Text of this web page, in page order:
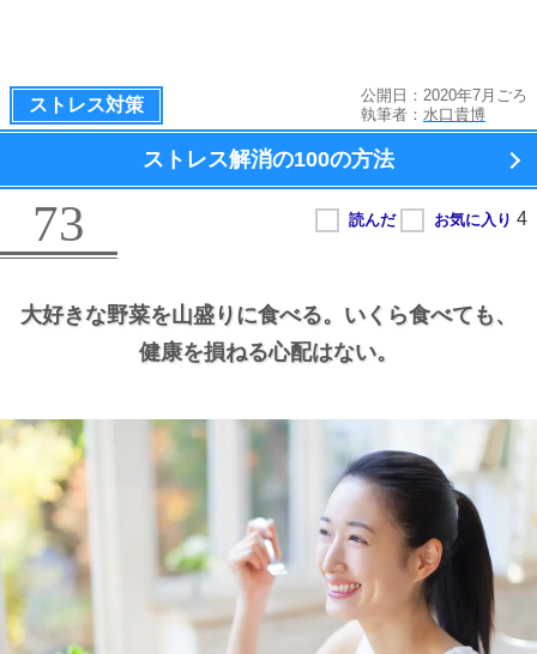
ストレス対策
公開日：2020年7月ごろ
執筆者： 水口貴博
ストレス解消の100の方法
73
大好きな野菜を山盛りに食べる。 いくら食べても、
健康を損ねる心配はない。